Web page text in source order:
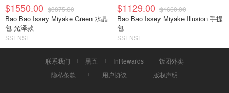
$1550.00 $3875.00
Bao Bao Issey Miyake Green 水晶
包 光泽款
SSENSE
$1129.00 $1660.00
Bao Bao Issey Miyake Illusion 手提
包
SSENSE
联系我们 黑五 InRewards
饭团外卖
隐私条款
用户协议 版权声明